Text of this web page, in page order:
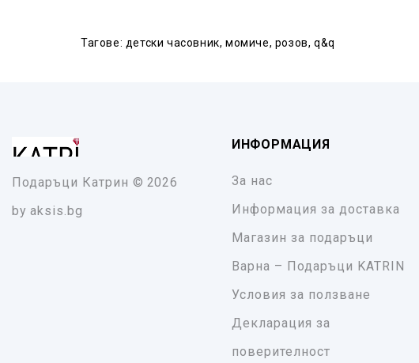
Тагове: детски часовник,момиче, розов,q&q
Подаръци Катрин © 2026
by aksis.bg
ИНФОРМАЦИЯ
За нас
Информация за доставка
Магазин за подаръци
Варна – Подаръци KATRIN
Условия за ползване
Декларация за
поверителност